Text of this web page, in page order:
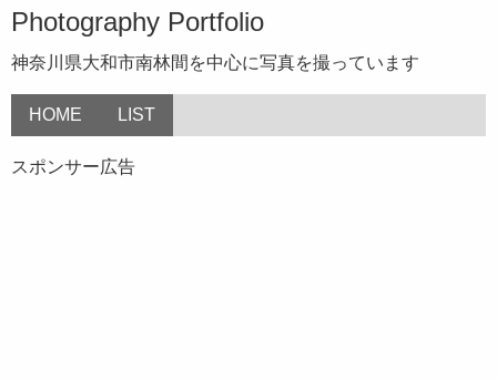
Photography Portfolio
神奈川県大和市南林間を中心に写真を撮っています
HOME LIST
スポンサー広告